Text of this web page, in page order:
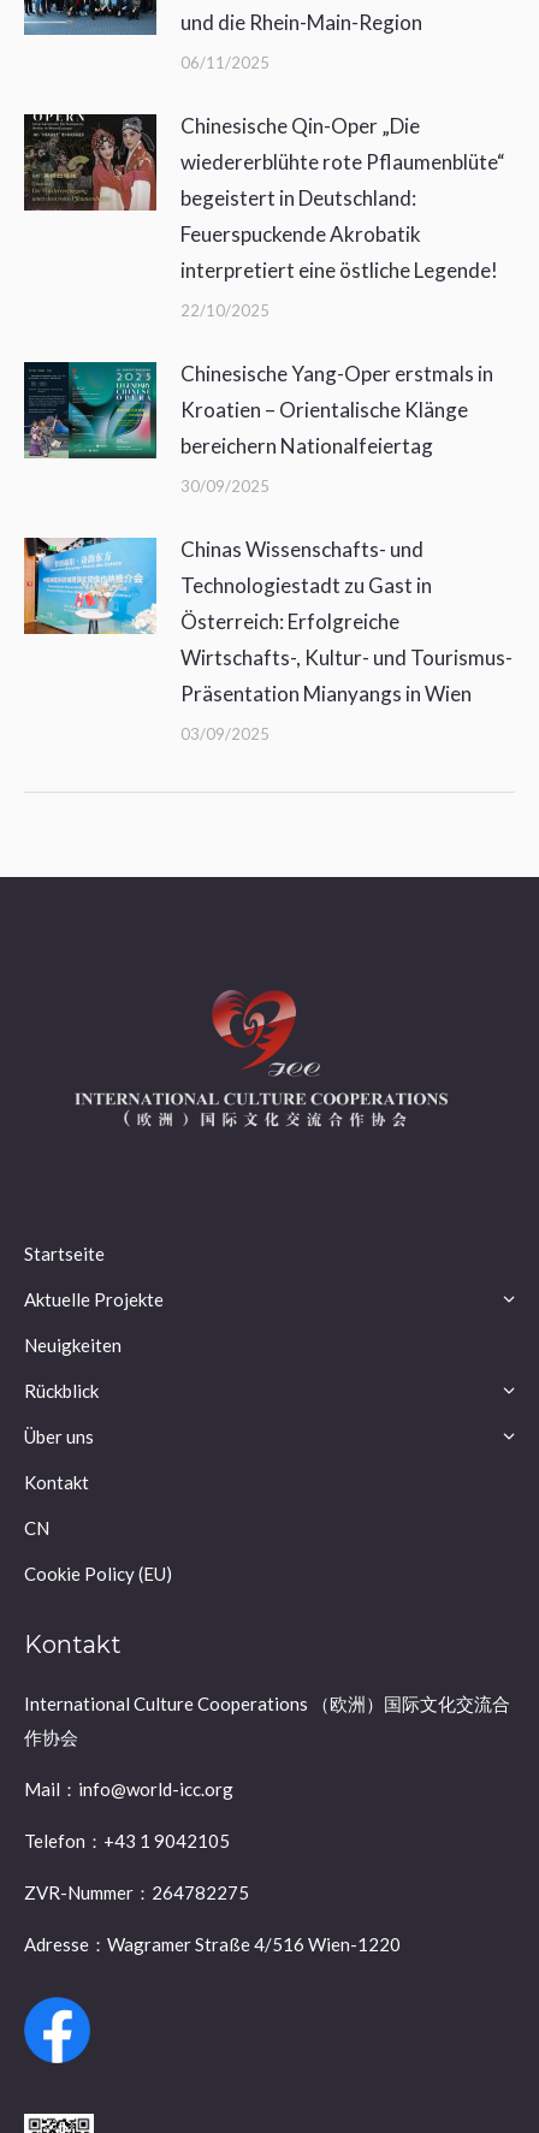
und die Rhein-Main-Region
06/11/2025
Chinesische Qin-Oper „Die
wiedererblühte rote Pflaumenblüte“
begeistert in Deutschland:
Feuerspuckende Akrobatik
interpretiert eine östliche Legende!
22/10/2025
Chinesische Yang-Oper erstmals in
Kroatien – Orientalische Klänge
bereichern Nationalfeiertag
30/09/2025
Chinas Wissenschafts- und
Technologiestadt zu Gast in
Österreich: Erfolgreiche
Wirtschafts-, Kultur- und Tourismus-
Präsentation Mianyangs in Wien
03/09/2025
Startseite
Aktuelle Projekte
Neuigkeiten
Rückblick
Über uns
Kontakt
CN
Cookie Policy (EU)
Kontakt
International Culture Cooperations （欧洲）国际文化交流合
作协会
Mail：info@world-icc.org
Telefon：+43 1 9042105
ZVR-Nummer：264782275
Adresse：Wagramer Straße 4/516 Wien-1220